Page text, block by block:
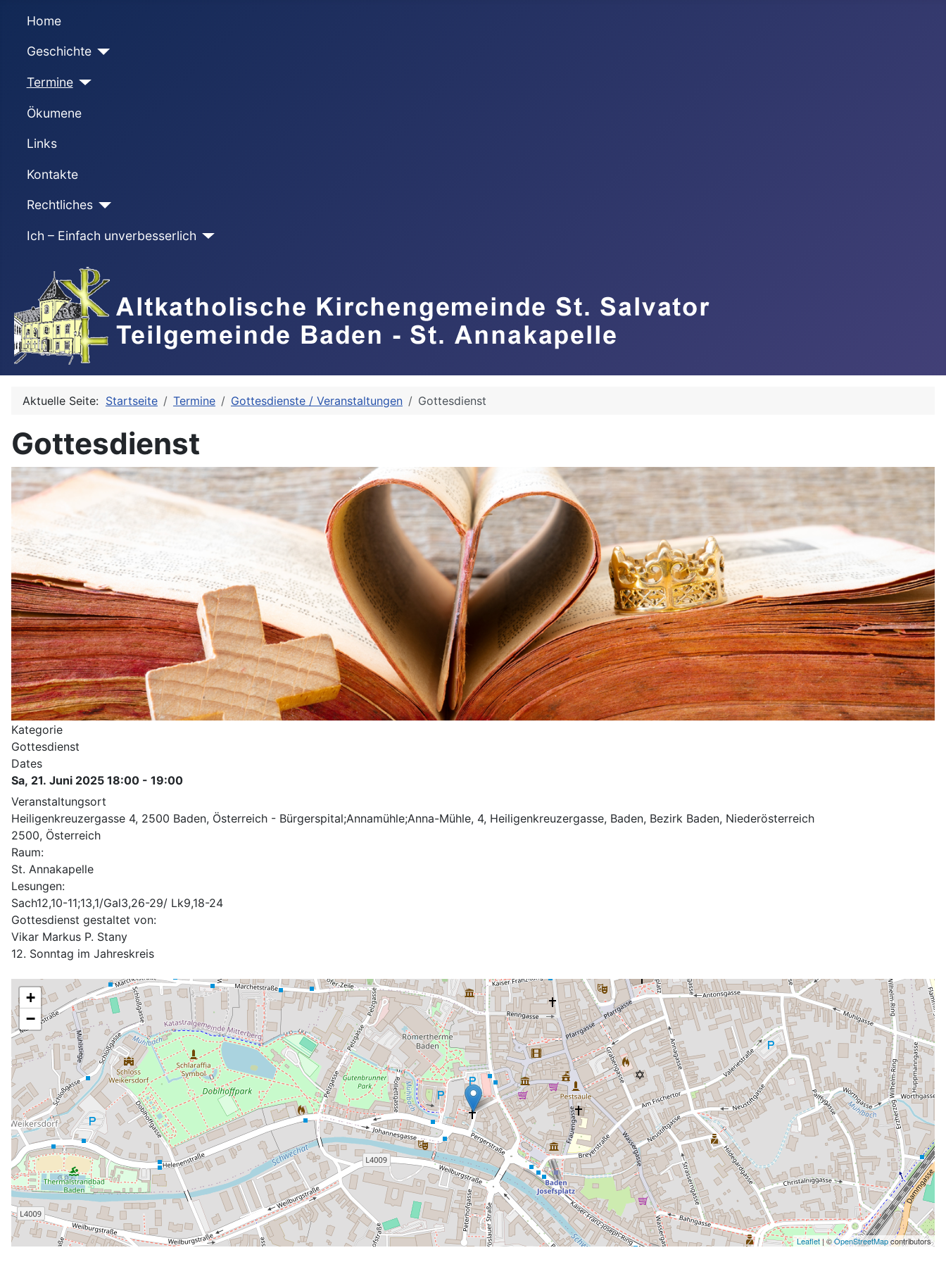
Home
Geschichte
Termine
Ökumene
Links
Kontakte
Rechtliches
Ich – Einfach unverbesserlich
Aktuelle Seite: Startseite Termine Gottesdienste / Veranstaltungen Gottesdienst
Gottesdienst
Kategorie
Gottesdienst
Dates
Sa, 21. Juni 2025 18:00 - 19:00
Veranstaltungsort
Heiligenkreuzergasse 4, 2500 Baden, Österreich - Bürgerspital;Annamühle;Anna-Mühle, 4, Heiligenkreuzergasse, Baden, Bezirk Baden, Niederösterreich
2500, Österreich
Raum:
St. Annakapelle
Lesungen:
Sach12,10-11;13,1/Gal3,26-29/ Lk9,18-24
Gottesdienst gestaltet von:
Vikar Markus P. Stany
12. Sonntag im Jahreskreis
+
−
Leaflet| ©OpenStreetMapcontributors